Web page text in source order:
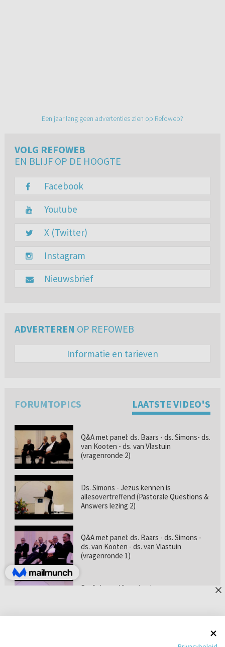
Een jaar lang geen advertenties zien op Refoweb?
VOLG REFOWEB
EN BLIJF OP DE HOOGTE
Facebook
Youtube
X (Twitter)
Instagram
Nieuwsbrief
ADVERTEREN OP REFOWEB
Informatie en tarieven
FORUMTOPICS LAATSTE VIDEO'S
Q&A met panel: ds. Baars - ds. Simons- ds.
van Kooten - ds. van Vlastuin
(vragenronde 2)
Ds. Simons - Jezus kennen is
allesovertreffend (Pastorale Questions &
Answers lezing 2)
Q&A met panel: ds. Baars - ds. Simons -
ds. van Kooten - ds. van Vlastuin
(vragenronde 1)
Prof. dr. van Vlastuin - Is